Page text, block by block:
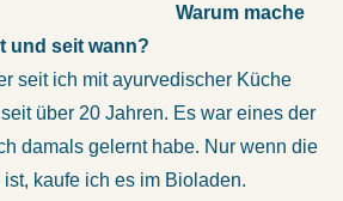
Warum mache
und seit wann?
seit ich mit ayurvedischer Küche
über 20 Jahren. Es war eines der
damals gelernt habe. Nur wenn die
kaufe ich es im Bioladen.